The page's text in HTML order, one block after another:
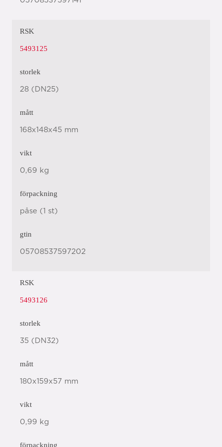
RSK
5493125
storlek
28 (DN25)
mått
168x148x45 mm
vikt
0,69 kg
förpackning
påse (1 st)
gtin
05708537597202
RSK
5493126
storlek
35 (DN32)
mått
180x159x57 mm
vikt
0,99 kg
förpackning